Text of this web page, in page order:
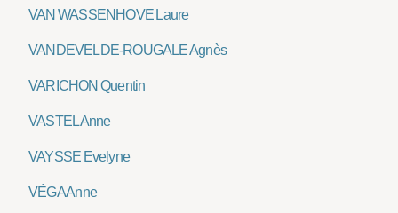
VAN WASSENHOVE Laure
VANDEVELDE-ROUGALE Agnès
VARICHON Quentin
VASTEL Anne
VAYSSE Evelyne
VÉGA Anne